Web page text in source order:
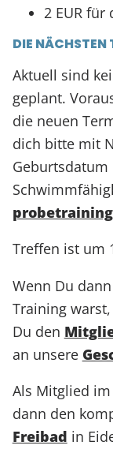
2 EUR für
DIE NÄCHSTEN
Aktuell sind
geplant.
die neuen
dich bitte mit
Geburtsdatum
Treffen ist um
Wenn Du
Training
Du den
an unsere
Als Mitglied
dann den
Freibad in